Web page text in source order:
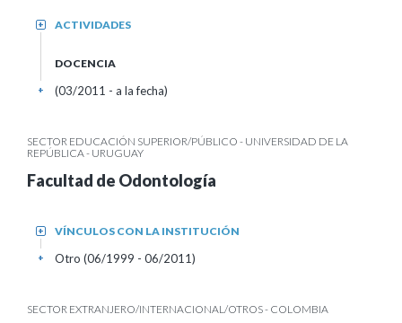
ACTIVIDADES
+
DOCENCIA
(03/2011 - a la fecha)
+
SECTOR EDUCACIÓN SUPERIOR/PÚBLICO - UNIVERSIDAD DE LA
REPÚBLICA - URUGUAY
Facultad de Odontología
VÍNCULOS CON LA INSTITUCIÓN
+
Otro (06/1999 - 06/2011)
+
SECTOR EXTRANJERO/INTERNACIONAL/OTROS - COLOMBIA